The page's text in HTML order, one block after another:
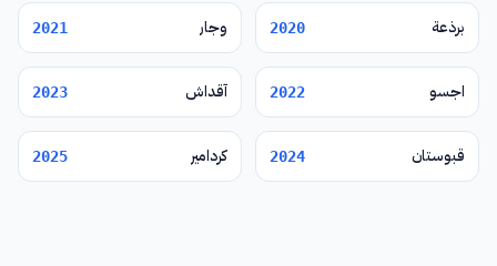
برذعة 2020 وجار 2021
اجسو 2022 آقداش 2023
قبوستان 2024 كردامير 2025